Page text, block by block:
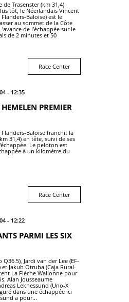
de Trasenster (km 31,4)
tôt, le Néerlandais Vincent
Baloise) est le
au sommet de la Côte
de l'échappée sur le
de 2 minutes et 50
Race Center
- 12:35
PREMIER
Baloise franchit la
31,4) en tête, suivi de ses
Le peloton est
à un kilomètre du
Race Center
- 12:22
PARMI LES SIX
Jardi van der Lee (EF-
Jakub Otruba (Caja Rural-
La Flèche Wallonne pour
Alan Jousseaume
Leknessund (Uno-X
dans une échappée ici
a pour...